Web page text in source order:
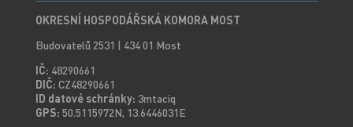
OKRESNÍ HOSPODÁŘSKÁ KOMORA MOST
Budovatelů 2531 | 434 01 Most
IČ: 48290661
DIČ: CZ48290661
ID datové schránky: 3mtaciq
GPS: 50.5115972N, 13.6446031E